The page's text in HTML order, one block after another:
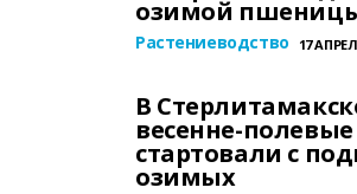
озимой
Растениеводство 17
В
весенне-
стартовали с
озимых